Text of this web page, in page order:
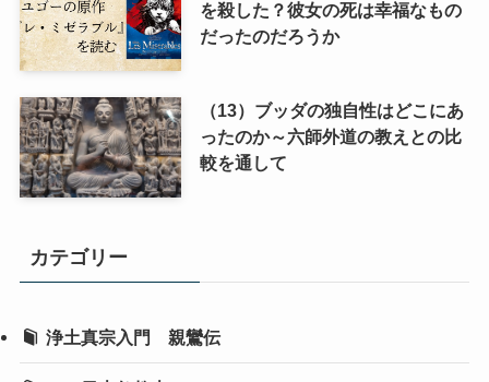
を殺した？彼女の死は幸福なもの
だったのだろうか
（13）ブッダの独自性はどこにあ
ったのか～六師外道の教えとの比
較を通して
カテゴリー
浄土真宗入門 親鸞伝